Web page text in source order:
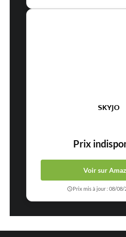
SKYJO
Prix
Voir sur
Prix mis à jour : 08/08/